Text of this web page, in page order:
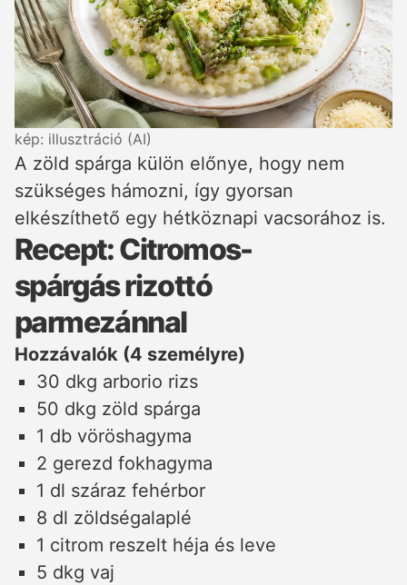
kép: illusztráció (AI)
A zöld spárga külön előnye, hogy nem
szükséges hámozni, így gyorsan
elkészíthető egy hétköznapi vacsorához is.
Recept: Citromos-
spárgás rizottó
parmezánnal
Hozzávalók (4 személyre)
30 dkg arborio rizs
50 dkg zöld spárga
1 db vöröshagyma
2 gerezd fokhagyma
1 dl száraz fehérbor
8 dl zöldségalaplé
1 citrom reszelt héja és leve
5 dkg vaj